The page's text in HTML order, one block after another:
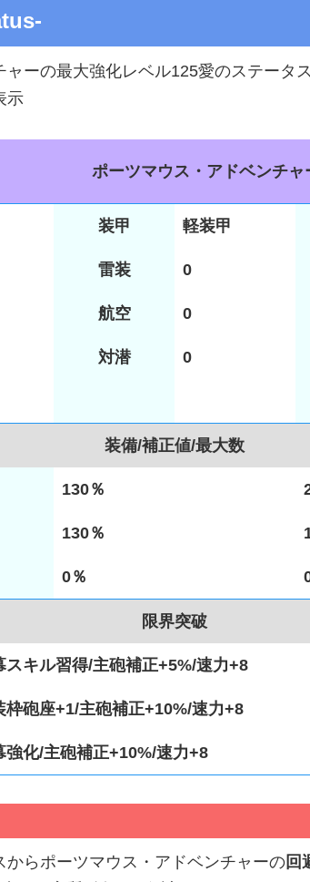
ャーの最大強化レベル125愛のステータ
示
ポーツマウス・アドベンチャ
装甲 軽装甲
雷装 0
航空 0
対潜 0
装備/補正値/最大数
130％
130％
0％
限界突破
スキル習得/主砲補正+5%/速力+8
枠砲座+1/主砲補正+10%/速力+8
強化/主砲補正+10%/速力+8
らポーツマウス・アドベンチャーの回